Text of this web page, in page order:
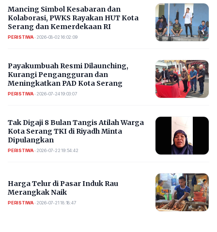
Mancing Simbol Kesabaran dan
Kolaborasi, PWKS Rayakan HUT Kota
Serang dan Kemerdekaan RI
PERISTIWA• 2026-08-02 16:02:09
Payakumbuah Resmi Dilaunching,
Kurangi Pengangguran dan
Meningkatkan PAD Kota Serang
PERISTIWA• 2026-07-24 19:03:07
​Tak Digaji 8 Bulan Tangis Atilah Warga
Kota Serang TKI di Riyadh Minta
Dipulangkan
PERISTIWA• 2026-07-22 19:54:42
Harga Telur di Pasar Induk Rau
Merangkak Naik
PERISTIWA• 2026-07-21 18:18:47